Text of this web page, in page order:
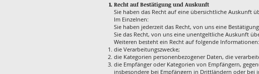
Recht auf Bestätigung und Auskunft
Sie haben das Recht auf eine übersichtliche Auskunft
Im Einzelnen:
Sie haben jederzeit das Recht, von uns eine
Sie das Recht, von uns eine unentgeltliche Auskunft
Weiteren besteht ein Recht auf folgende Informationen:
die Verarbeitungszwecke;
die Kategorien personenbezogener Daten, die
die Empfänger oder Kategorien von Empfängern,
insbesondere bei Empfängern in Drittländern oder bei